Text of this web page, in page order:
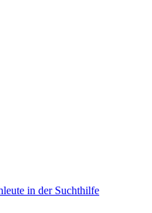
in der Suchthilfe